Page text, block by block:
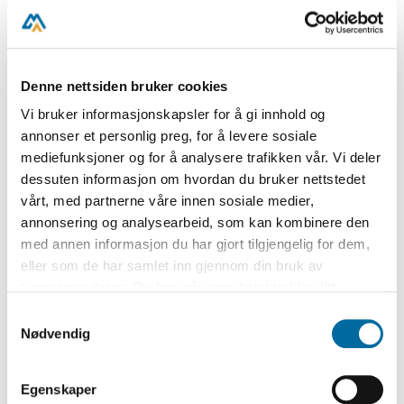
Denne nettsiden bruker cookies
Vi bruker informasjonskapsler for å gi innhold og
annonser et personlig preg, for å levere sosiale
mediefunksjoner og for å analysere trafikken vår. Vi deler
dessuten informasjon om hvordan du bruker nettstedet
vårt, med partnerne våre innen sosiale medier,
annonsering og analysearbeid, som kan kombinere den
med annen informasjon du har gjort tilgjengelig for dem,
eller som de har samlet inn gjennom din bruk av
så endre samtykke og så avvis.
Nødvendig
Egenskaper
svøpet til side, for at hyrdene skal se det
lille under. Vi legger merke til at den
omkring barnet som er lyskilden i bildet.
Dette er en av de mange detaljer som
finnes i legendene som etterhvert dannet
seg omkring Kristi fødsel, og som også ga
seg uttrykk i bildene. Det guddommelige
lys overstrålte helt denne verdens
På samme måte framstilles oksen og
motivet: Eselet er travelt opptatt med å